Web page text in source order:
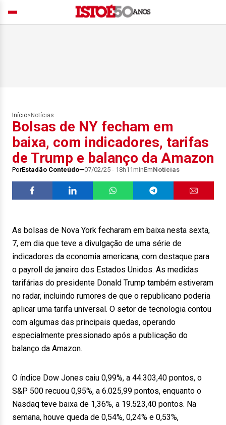
Início> Notícias
Bolsas de NY fecham em
baixa, com indicadores, tarifas
de Trump e balanço da Amazon
PorEstadão Conteúdo 07/02/25 - 18h11minEmNotícias
As bolsas de Nova York fecharam em baixa nesta sexta,
7, em dia que teve a divulgação de uma série de
indicadores da economia americana, com destaque para
o payroll de janeiro dos Estados Unidos. As medidas
tarifárias do presidente Donald Trump também estiveram
no radar, incluindo rumores de que o republicano poderia
aplicar uma tarifa universal. O setor de tecnologia contou
com algumas das principais quedas, operando
especialmente pressionado após a publicação do
balanço da Amazon.
O índice Dow Jones caiu 0,99%, a 44.303,40 pontos, o
S&P 500 recuou 0,95%, a 6.025,99 pontos, enquanto o
Nasdaq teve baixa de 1,36%, a 19.523,40 pontos. Na
semana, houve queda de 0,54%, 0,24% e 0,53%,